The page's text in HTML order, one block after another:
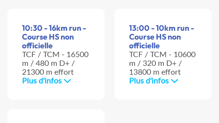
10:30 - 16km run -
Course HS non
officielle
TCF / TCM - 16500
m / 480 m D+ /
21300 m effort
Plus d'infos
13:00 - 10km run -
Course HS non
officielle
TCF / TCM - 10600
m / 320 m D+ /
13800 m effort
Plus d'infos